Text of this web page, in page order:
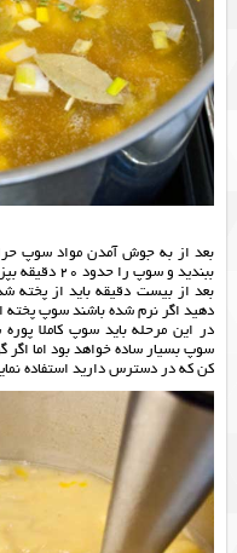
بعد از به جوش آمدن مواد سوپ
ببندید و سوپ را حدود 20 دقیقه بپزید
بعد از بیست دقیقه باید از
دهید اگر نرم شده باشند سوپ
در این مرحله باید سوپ کاملا
سوپ بسیار ساده خواهد بود اما اگر
کن که در دسترس دارید استفاده